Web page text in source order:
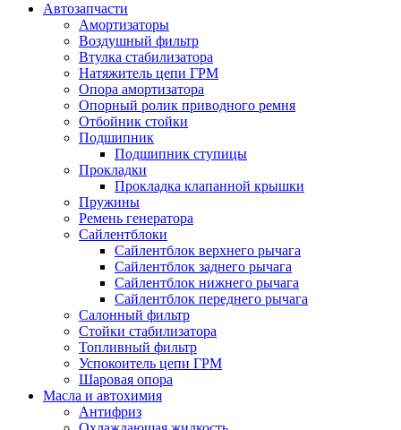
Автозапчасти
Амортизаторы
Воздушный фильтр
Втулка стабилизатора
Натяжитель цепи ГРМ
Опора амортизатора
Опорный ролик приводного ремня
Отбойник стойки
Подшипник
Подшипник ступицы
Прокладки
Прокладка клапанной крышки
Пружины
Ремень генератора
Сайлентблоки
Сайлентблок верхнего рычага
Сайлентблок заднего рычага
Сайлентблок нижнего рычага
Сайлентблок переднего рычага
Салонный фильтр
Стойки стабилизатора
Топливный фильтр
Успокоитель цепи ГРМ
Шаровая опора
Масла и автохимия
Антифриз